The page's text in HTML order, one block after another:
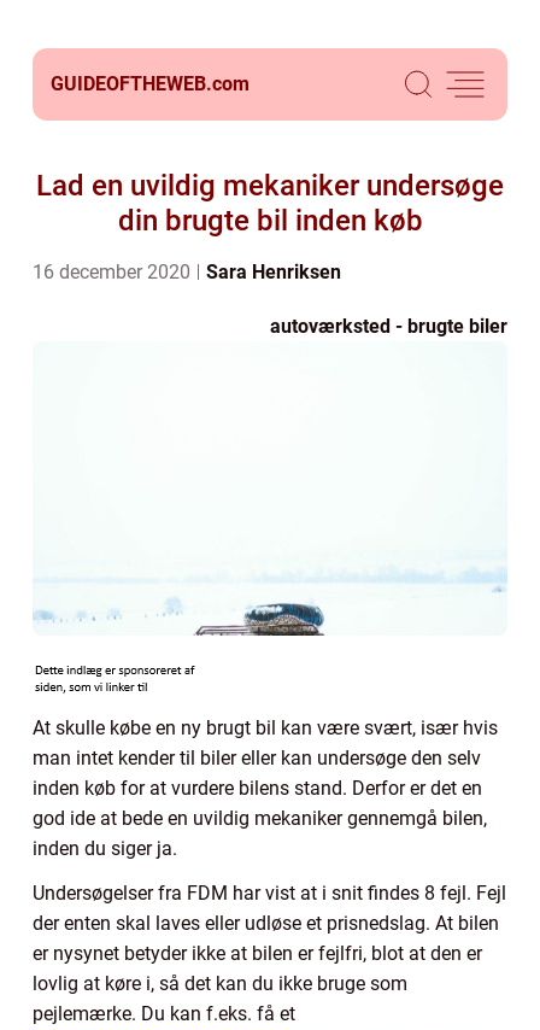
GUIDEOFTHEWEB.com
Lad en uvildig mekaniker undersøge
din brugte bil inden køb
16 december 2020 Sara Henriksen
autoværksted - brugte biler
At skulle købe en ny brugt bil kan være svært, især hvis
man intet kender til biler eller kan undersøge den selv
inden køb for at vurdere bilens stand. Derfor er det en
god ide at bede en uvildig mekaniker gennemgå bilen,
inden du siger ja.
Undersøgelser fra FDM har vist at i snit findes 8 fejl. Fejl
der enten skal laves eller udløse et prisnedslag. At bilen
er nysynet betyder ikke at bilen er fejlfri, blot at den er
lovlig at køre i, så det kan du ikke bruge som
pejlemærke. Du kan f.eks. få et